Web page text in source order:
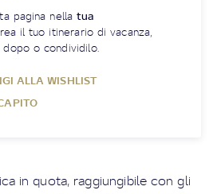
pagina nellatua
il tuo itinerario di vacanza,
o condividilo.
ALLA WISHLIST
in quota, raggiungibile con gli